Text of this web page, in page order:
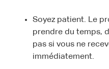
Soyez patient. Le
prendre du temps,
pas si vous ne
immédiatement.